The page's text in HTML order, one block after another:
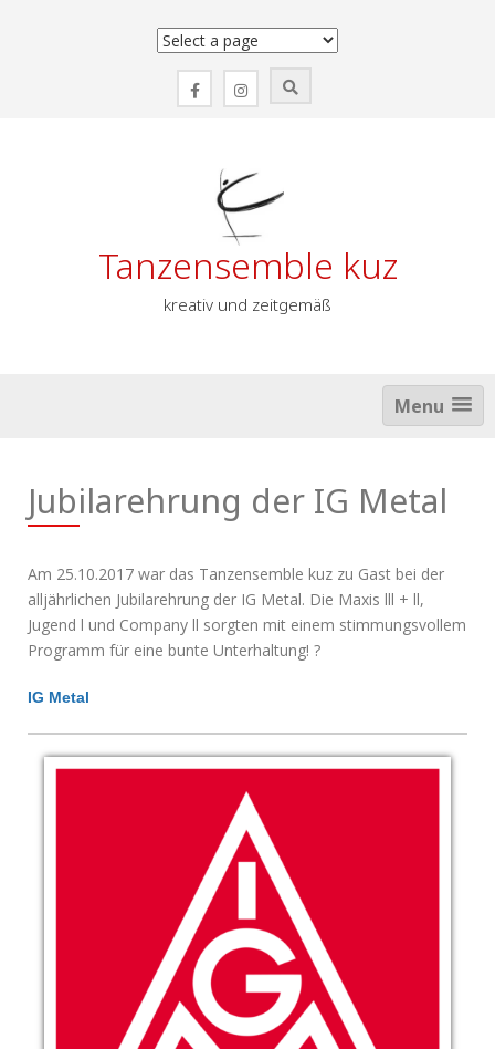
Tanzensemble kuz
kreativ und zeitgemäß
Menu
Jubilarehrung der IG Metal
Am 25.10.2017 war das Tanzensemble kuz zu Gast bei der
alljährlichen Jubilarehrung der IG Metal. Die Maxis lll + ll,
Jugend l und Company ll sorgten mit einem stimmungsvollem
Programm für eine bunte Unterhaltung! ?
IG Metal